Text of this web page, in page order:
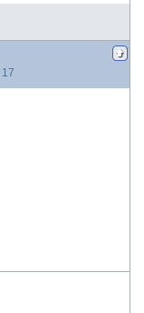
17